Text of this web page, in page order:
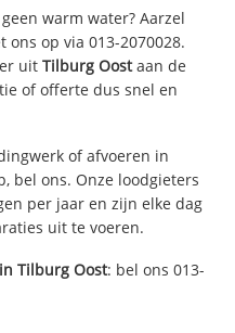
warm water? Aarzel
op via 013-2070028.
uitTilburg Oostaan de
of offerte dus snel en
of afvoeren in
bel ons. Onze loodgieters
per jaar en zijn elke dag
uit te voeren.
inTilburg Oost: bel ons 013-